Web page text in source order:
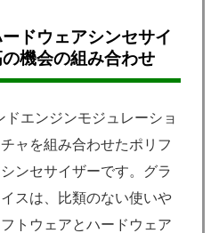
ドウェアシンセサイ
機会の組み合わせ
エンジンモジュレーショ
ャを組み合わせたポリフ
ンセサイザーです。グラ
スは、比類のない使いや
トウェアとハ​​ードウェア